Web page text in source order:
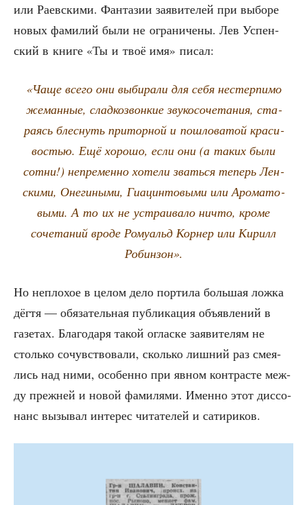
или Раев­ски­ми. Фан­та­зии заяви­те­лей при выбо­ре
новых фами­лий были не огра­ни­че­ны. Лев Успен­
ский в кни­ге «Ты и твоё имя» писал:
«Чаще все­го они выби­ра­ли для себя нестер­пи­мо
жеман­ные, слад­ко­звон­кие зву­ко­со­че­та­ния, ста­
ра­ясь блес­нуть при­тор­ной и пош­ло­ва­той кра­си­
во­стью. Ещё хоро­шо, если они (а таких были
сот­ни!) непре­мен­но хоте­ли звать­ся теперь Лен­
ски­ми, Оне­ги­ны­ми, Гиа­цин­то­вы­ми или Аро­ма­то­
вы­ми. А то их не устра­и­ва­ло ничто, кро­ме
соче­та­ний вро­де Рому­альд Кор­нер или Кирилл
Робинзон».
Но непло­хое в целом дело пор­ти­ла боль­шая лож­ка
дёг­тя — обя­за­тель­ная пуб­ли­ка­ция объ­яв­ле­ний в
газе­тах. Бла­го­да­ря такой оглас­ке заяви­те­лям не
столь­ко сочув­ство­ва­ли, сколь­ко лиш­ний раз сме­я­
лись над ними, осо­бен­но при явном кон­тра­сте меж­
ду преж­ней и новой фами­ля­ми. Имен­но этот дис­со­
нанс вызы­вал инте­рес чита­те­лей и сатириков.